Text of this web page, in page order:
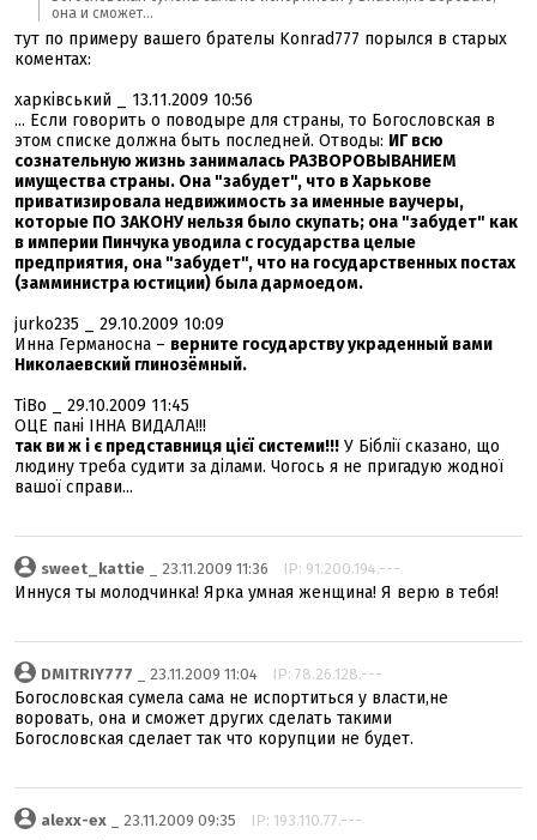
она и сможет...
тут по примеру вашего брателы Konrad777 порылся в старых
коментах:
харківський _ 13.11.2009 10:56
... Если говорить о поводыре для страны, то Богословская в
этом списке должна быть последней. Отводы: ИГ всю
сознательную жизнь занималась РАЗВОРОВЫВАНИЕМ
имущества страны. Она "забудет", что в Харькове
приватизировала недвижимость за именные ваучеры,
которые ПО ЗАКОНУ нельзя было скупать; она "забудет" как
в империи Пинчука уводила с государства целые
предприятия, она "забудет", что на государственных постах
(замминистра юстиции) была дармоедом.
jurko235 _ 29.10.2009 10:09
Инна Германосна – верните государству украденный вами
Николаевский глинозёмный.
TiBo _ 29.10.2009 11:45
ОЦЕ пані ІННА ВИДАЛА!!!
так ви ж і є представниця цієї системи!!! У Біблії сказано, що
людину треба судити за ділами. Чогось я не пригадую жодної
вашої справи...
sweet_kattie _ 23.11.2009 11:36 IP: 91.200.194.---
Иннуся ты молодчинка! Ярка умная женщина! Я верю в тебя!
DMITRIY777 _ 23.11.2009 11:04 IP: 78.26.128.---
Богословская сумела сама не испортиться у власти,не
воровать, она и сможет других сделать такими
Богословская сделает так что корупции не будет.
alexx-ex _ 23.11.2009 09:35 IP: 193.110.77.---